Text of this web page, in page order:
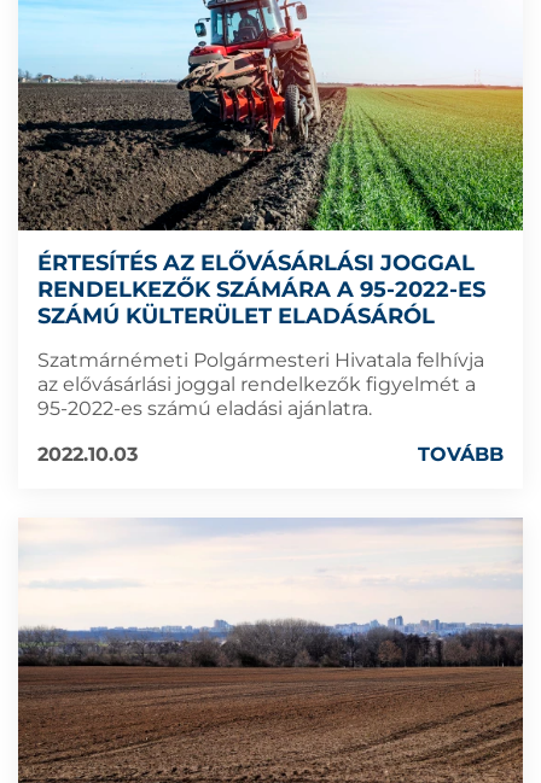
ÉRTESÍTÉS AZ ELŐVÁSÁRLÁSI JOGGAL
RENDELKEZŐK SZÁMÁRA A 95-2022-ES
SZÁMÚ KÜLTERÜLET ELADÁSÁRÓL
Szatmárnémeti Polgármesteri Hivatala felhívja
az elővásárlási joggal rendelkezők figyelmét a
95-2022-es számú eladási ajánlatra.
2022.10.03
TOVÁBB